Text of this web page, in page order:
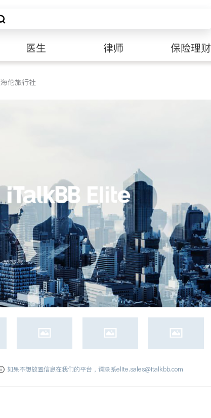
医生 律师 保险理财
海伦旅行社
如果不想放置信息在我们的平台，请联系elite.sales@italkbb.com